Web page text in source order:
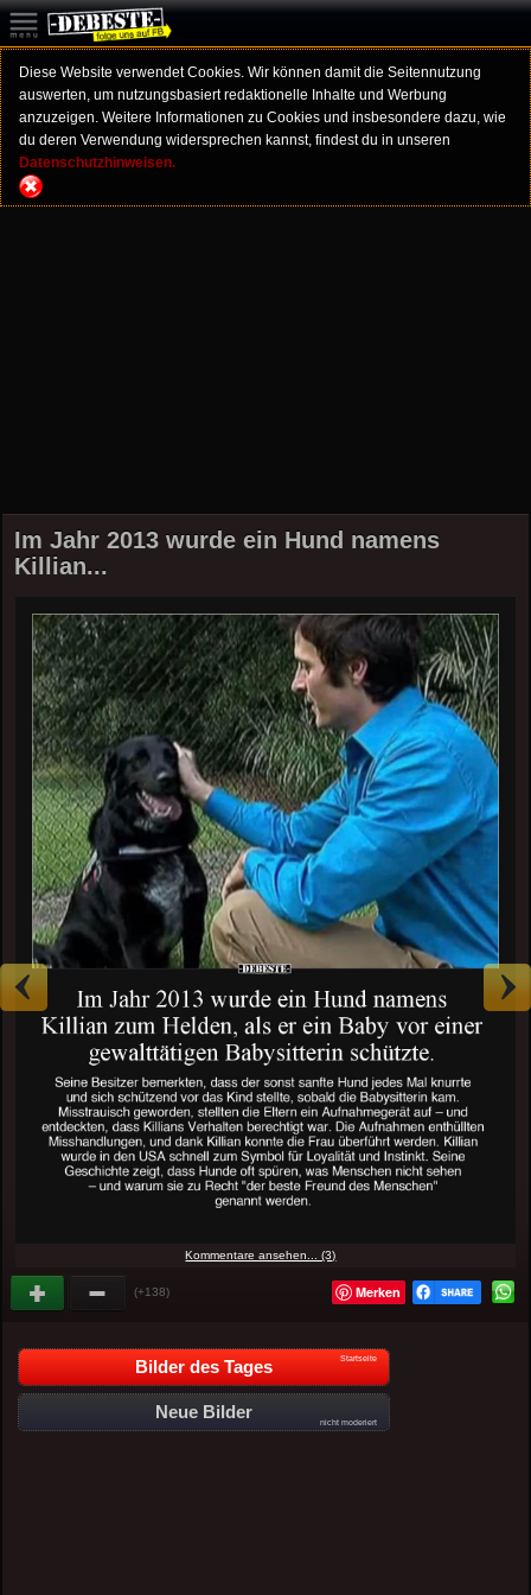
Diese Website verwendet Cookies. Wir können damit die Seitennutzung
auswerten, um nutzungsbasiert redaktionelle Inhalte und Werbung
anzuzeigen. Weitere Informationen zu Cookies und insbesondere dazu, wie
du deren Verwendung widersprechen kannst, findest du in unseren
Datenschutzhinweisen.
Im Jahr 2013 wurde ein Hund namens
Killian...
Kommentare ansehen... (3)
(+138) Merken
Bilder des Tages Startseite
Neue Bilder
nicht moderiert